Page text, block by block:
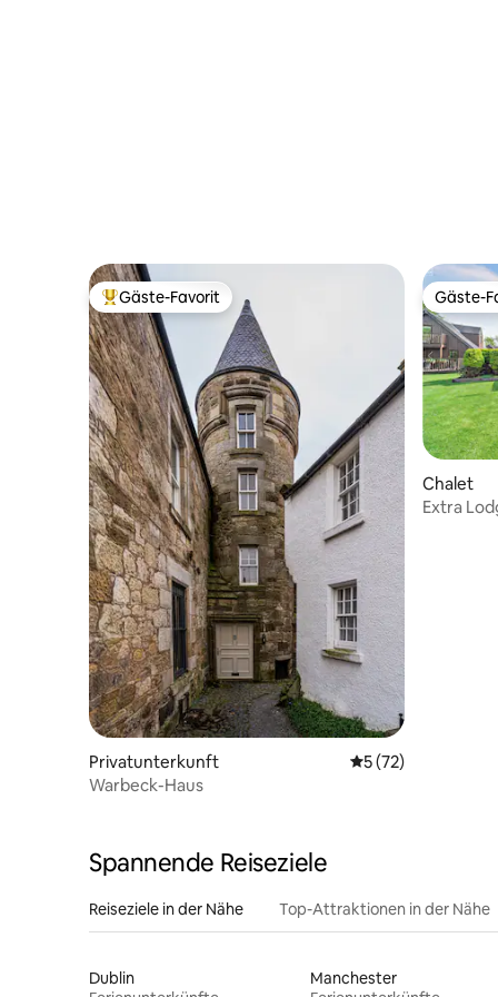
Beliebter Gäste-Favorit.
Gäste-Favorit
Privatunterkunft Durchschnittliche
5 (72)
Warbeck-Haus
Gäste-
Gäste-
Chalet
Extra
Spannende Reiseziele
Reiseziele in der Nähe Top-Attraktionen in der Nähe
Dublin
Manchester